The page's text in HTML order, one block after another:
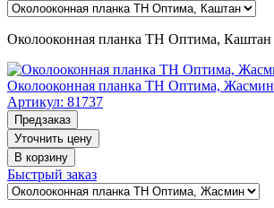
Околооконная планка ТН Оптима, Каштан
Околооконная планка ТН Оптима, Жасмин
Артикул: 81737
Предзаказ
Уточнить цену
В корзину
Быстрый заказ